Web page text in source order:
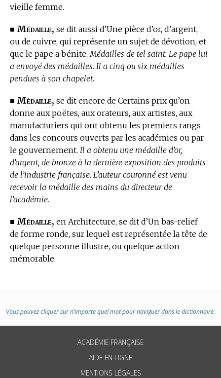
vieille femme.
■ Médaille, se dit aussi d’Une pièce d’or, d’argent,
ou de cuivre, qui représente un sujet de dévotion, et
que le pape a bénite. Médailles de tel saint. Le pape lui
a envoyé des médailles. Il a cinq ou six médailles
pendues à son chapelet.
■ Médaille, se dit encore de Certains prix qu’on
donne aux poëtes, aux orateurs, aux artistes, aux
manufacturiers qui ont obtenu les premiers rangs
dans les concours ouverts par les académies ou par
le gouvernement. Il a obtenu une médaille d’or,
d’argent, de bronze à la dernière exposition des produits
de l’industrie française. L’auteur couronné est venu
recevoir la médaille des mains du directeur de
l’académie.
■ Médaille, en Architecture, se dit d’Un bas-relief
de forme ronde, sur lequel est représentée la tête de
quelque personne illustre, ou quelque action
mémorable.
Vous pouvez cliquer sur n’importe quel mot pour naviguer dans le dictionnaire.
ACADÉMIE FRANÇAISE
AIDE EN LIGNE
MENTIONS LÉGALES